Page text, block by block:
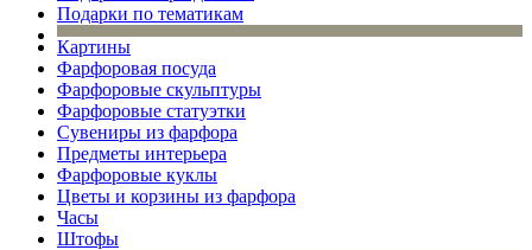
Подарки по тематикам
Картины
Фарфоровая посуда
Фарфоровые скульптуры
Фарфоровые статуэтки
Сувениры из фарфора
Предметы интерьера
Фарфоровые куклы
Цветы и корзины из фарфора
Часы
Штофы